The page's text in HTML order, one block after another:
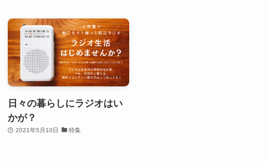
日々の暮らしにラジオはい
かが？
2021年5月10日 特集